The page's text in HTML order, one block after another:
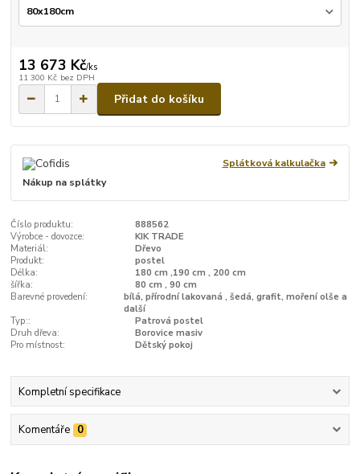
13 673 Kč/ks
11 300 Kč bez DPH
Přidat do košíku
Splátková kalkulačka
Nákup na splátky
Číslo produktu:
888562
Výrobce - dovozce:
KIK TRADE
Materiál:
Dřevo
Produkt:
postel
Délka:
180 cm ,190 cm , 200 cm
šířka:
80 cm , 90 cm
Barevné provedení:
bílá, přírodní lakovaná , šedá, grafit, moření olše a
další
Typ::
Patrová postel
Druh dřeva:
Borovice masiv
Pro místnost:
Dětský pokoj
Kompletní specifikace
Komentáře 0